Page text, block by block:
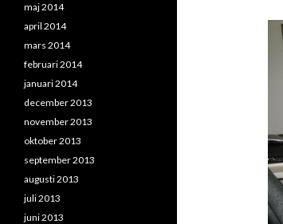
maj 2014
april 2014
mars 2014
februari 2014
januari 2014
december 2013
november 2013
oktober 2013
september 2013
augusti 2013
juli 2013
juni 2013